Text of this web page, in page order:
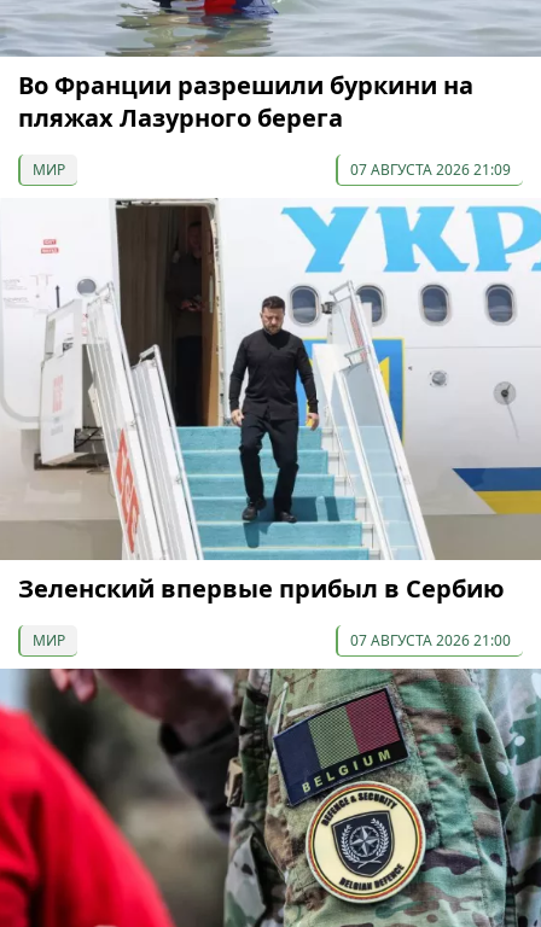
Во Франции разрешили буркини на
пляжах Лазурного берега
МИР 07 АВГУСТА 2026 21:09
Зеленский впервые прибыл в Сербию
МИР 07 АВГУСТА 2026 21:00